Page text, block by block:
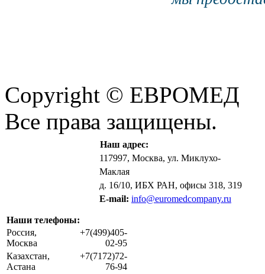
Copyright © ЕВРОМЕД
Все права защищены.
Наш адрес:
117997, Москва, ул. Миклухо-
Маклая
д. 16/10, ИБХ РАН, офисы 318, 319
E-mail: info@euromedcompany.ru
Наши телефоны:
Россия,
Москва
+7(499)405-
02-95
Казахстан,
Астана
+7(7172)72-
76-94